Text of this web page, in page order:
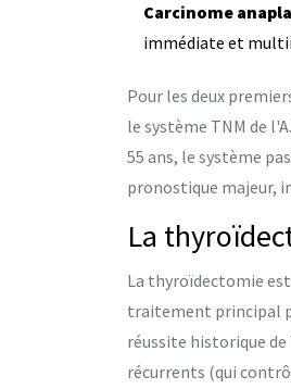
Carcinome
immédiate et
Pour les deux
le système TNM de
55 ans, le système
pronostique majeur,
La
La thyroïdectomie est
traitement principal
réussite historique
récurrents (qui